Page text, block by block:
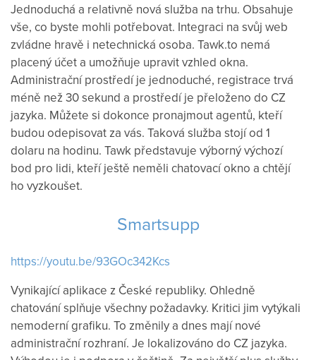
Jednoduchá a relativně nová služba na trhu. Obsahuje
vše, co byste mohli potřebovat. Integraci na svůj web
zvládne hravě i netechnická osoba. Tawk.to nemá
placený účet a umožňuje upravit vzhled okna.
Administrační prostředí je jednoduché, registrace trvá
méně než 30sekund a prostředí je přeloženo do CZ
jazyka. Můžete si dokonce pronajmout agentů, kteří
budou odepisovat za vás. Taková služba stojíod 1
dolaru na hodinu. Tawk představuje výbornývýchozí
bod pro lidi, kteří ještě neměli chatovacíokno a chtějí
ho vyzkoušet.
Smartsupp
https://youtu.be/93GOc342Kcs
Vynikající aplikace z České republiky. Ohledně
chatovánísplňuje všechny požadavky. Kritici jim vytýkali
nemodernígrafiku. To změnily a dnes mají nové
administrační rozhraní. Je lokalizováno do CZ jazyka.